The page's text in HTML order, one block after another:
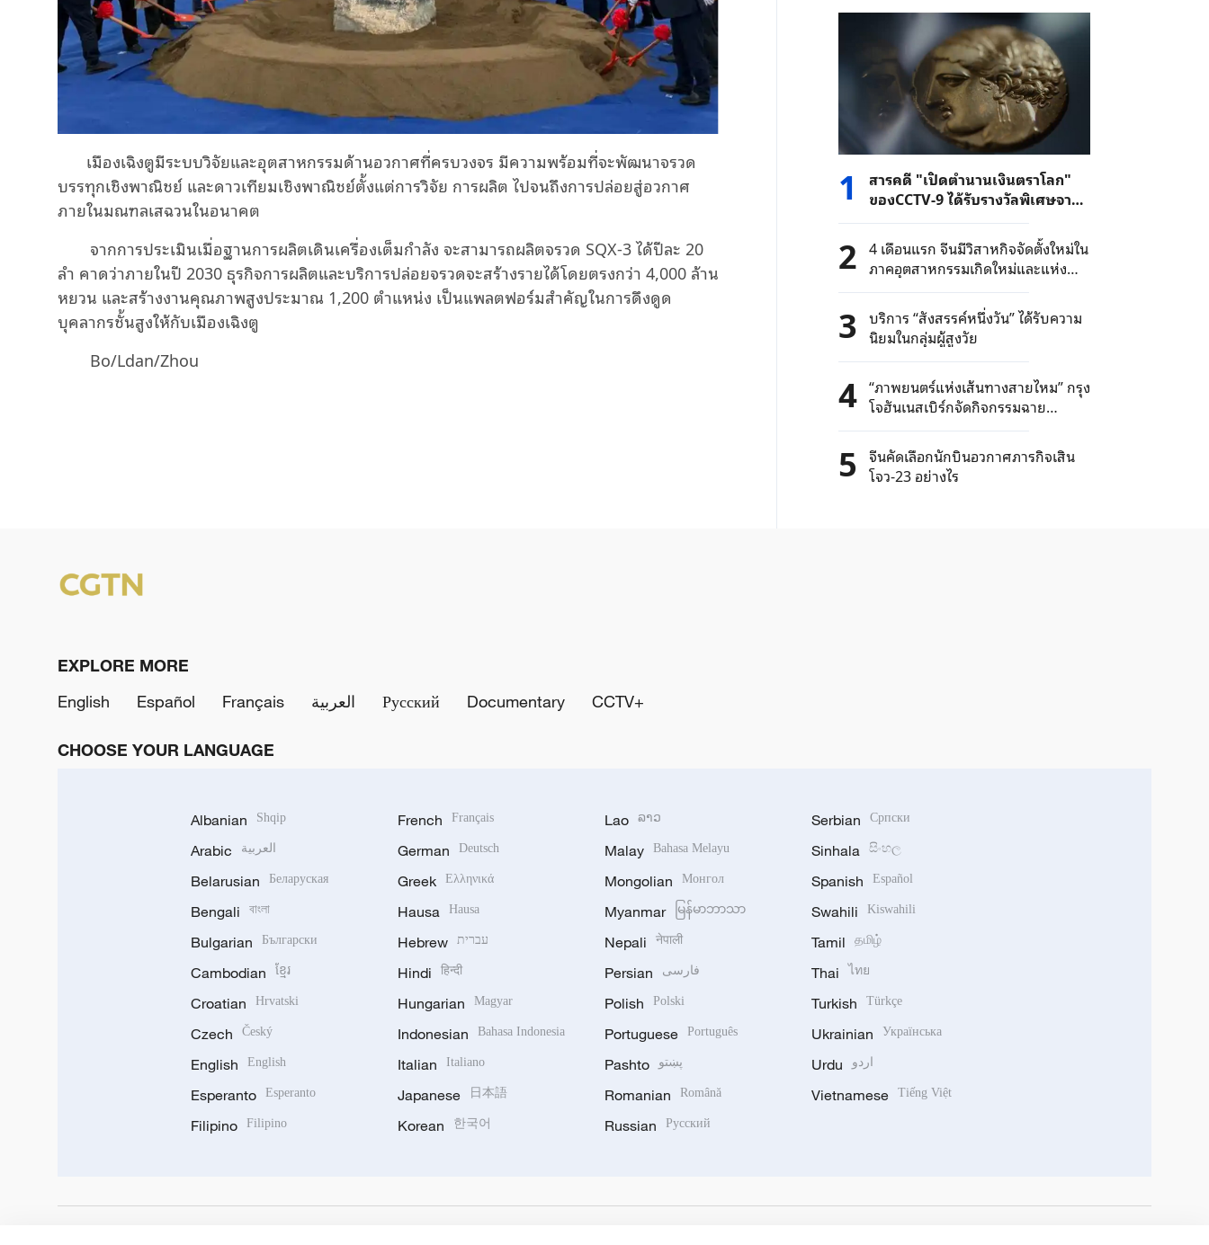
เมืองเฉิงตูมีระบบวิจัยและอุตสาหกรรมด้านอวกาศที่ครบวงจร มีความพร้อมที่จะพัฒนาจรวด
บรรทุกเชิงพาณิชย์ และดาวเทียมเชิงพาณิชย์ตั้งแต่การวิจัย การผลิต ไปจนถึงการปล่อยสู่อวกาศ
ภายในมณฑลเสฉวนในอนาคต
จากการประเมินเมื่อฐานการผลิตเดินเครื่องเต็มกำลัง จะสามารถผลิตจรวด SQX-3 ได้ปีละ 20
ลำ คาดว่าภายในปี 2030 ธุรกิจการผลิตและบริการปล่อยจรวดจะสร้างรายได้โดยตรงกว่า 4,000 ล้าน
หยวน และสร้างงานคุณภาพสูงประมาณ 1,200 ตำแหน่ง เป็นแพลตฟอร์มสำคัญในการดึงดูด
บุคลากรชั้นสูงให้กับเมืองเฉิงตู
Bo/Ldan/Zhou
1
สารคดี "เปิดตำนานเงินตราโลก"
ของCCTV-9 ได้รับรางวัลพิเศษจาก
คณะกรรมการจัดงานแมกโนเลีย
2 4 เดือนแรก จีนมีวิสาหกิจจัดตั้งใหม่ใน
ภาคอุตสาหกรรมเกิดใหม่และแห่ง
อนาคต 373,000 ราย
3 บริการ “สังสรรค์หนึ่งวัน” ได้รับความ
นิยมในกลุ่มผู้สูงวัย
4 “ภาพยนตร์แห่งเส้นทางสายไหม” กรุง
โจฮันเนสเบิร์กจัดกิจกรรมฉาย
ภาพยนตร์จีนในโพ้นทะเล
5 จีนคัดเลือกนักบินอวกาศภารกิจเสิน
โจว-23 อย่างไร
EXPLORE MORE
English
Español Français العربية Русский Documentary CCTV+
CHOOSE YOUR LANGUAGE
Albanian Shqip
Arabic العربية
Belarusian Беларуская
Bengali বাংলা
Bulgarian Български
Cambodian ខ្មែរ
Croatian Hrvatski
Czech Český
English English
Esperanto Esperanto
Filipino Filipino
French Français
German Deutsch
Greek Ελληνικά
Hausa Hausa
Hebrew עברית
Hindi हिन्दी
Hungarian Magyar
Indonesian Bahasa Indonesia
Italian Italiano
Japanese 日本語
Korean 한국어
Lao ລາວ
Malay Bahasa Melayu
Mongolian Монгол
Myanmar မြန်မာဘာသာ
Nepali नेपाली
Persian فارسی
Polish Polski
Portuguese Português
Pashto پښتو
Romanian Română
Russian Русский
Serbian Српски
Sinhala සිංහල
Spanish Español
Swahili Kiswahili
Tamil தமிழ்
Thai ไทย
Turkish Türkçe
Ukrainian Українська
Urdu اردو
Vietnamese Tiếng Việt